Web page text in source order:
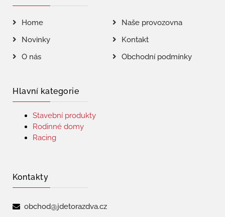
Home
Naše provozovna
Novinky
Kontakt
O nás
Obchodní podmínky
Hlavní kategorie
Stavební produkty
Rodinné domy
Racing
Kontakty
obchod@jdetorazdva.cz